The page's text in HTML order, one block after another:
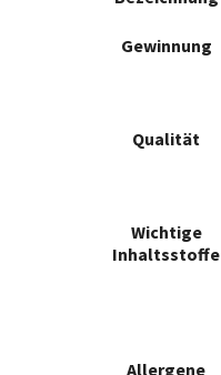
Gewinnung
Qualität
Wichtige
Inhaltsstoffe
Allergene